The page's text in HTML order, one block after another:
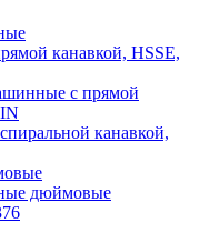
канавкой, HSSE,
с прямой
канавкой,
дюймовые